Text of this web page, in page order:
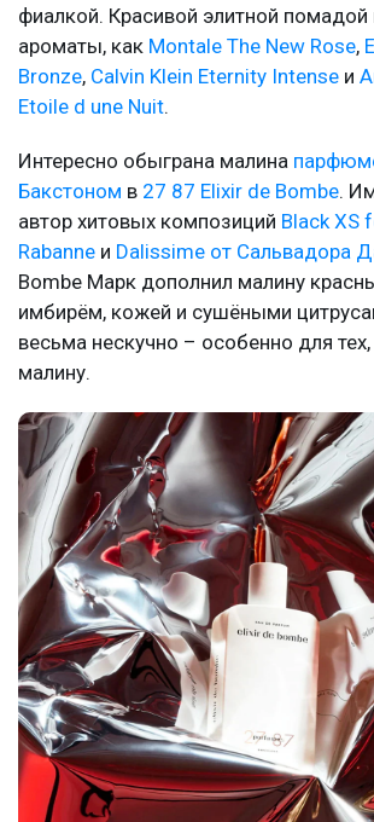
фиалкой. Красивой элитной помадой
ароматы, как Montale The New Rose,
Bronze, Calvin Klein Eternity Intense и
Etoile d une Nuit.
Интересно обыграна малина
Бакстоном в 27 87 Elixir de Bombe.
автор хитовых композиций Black XS
Rabanne и Dalissime от Сальвадора
Bombe Марк дополнил малину
имбирём, кожей и сушёными
весьма нескучно – особенно для
малину.